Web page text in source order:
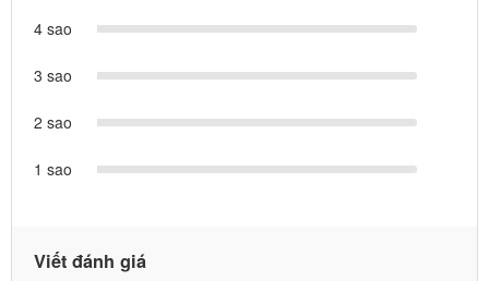
4 sao
3 sao
2 sao
1 sao
Viết đánh giá